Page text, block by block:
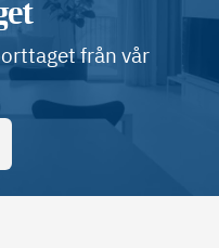
från vår